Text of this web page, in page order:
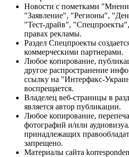
Новости с пометками
"Заявление", "Регионы",
"Тест-драйв",
правах рекламы.
Раздел Спецпроекты
коммерческими партнерами.
Любое копирование,
другое распространение
ссылку на "Интерфакс-
воспрещается.
Владелец веб-страницы в
является автор публикации.
Любое копирование,
фотографий и/или
принадлежащих
запрещено.
Материалы сайта